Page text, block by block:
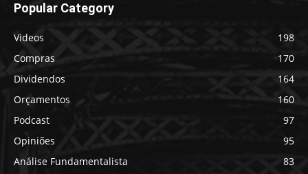
Popular Category
Videos
198
Compras
170
Dividendos
164
Orçamentos
160
Podcast
97
Opiniões
95
Análise Fundamentalista
83